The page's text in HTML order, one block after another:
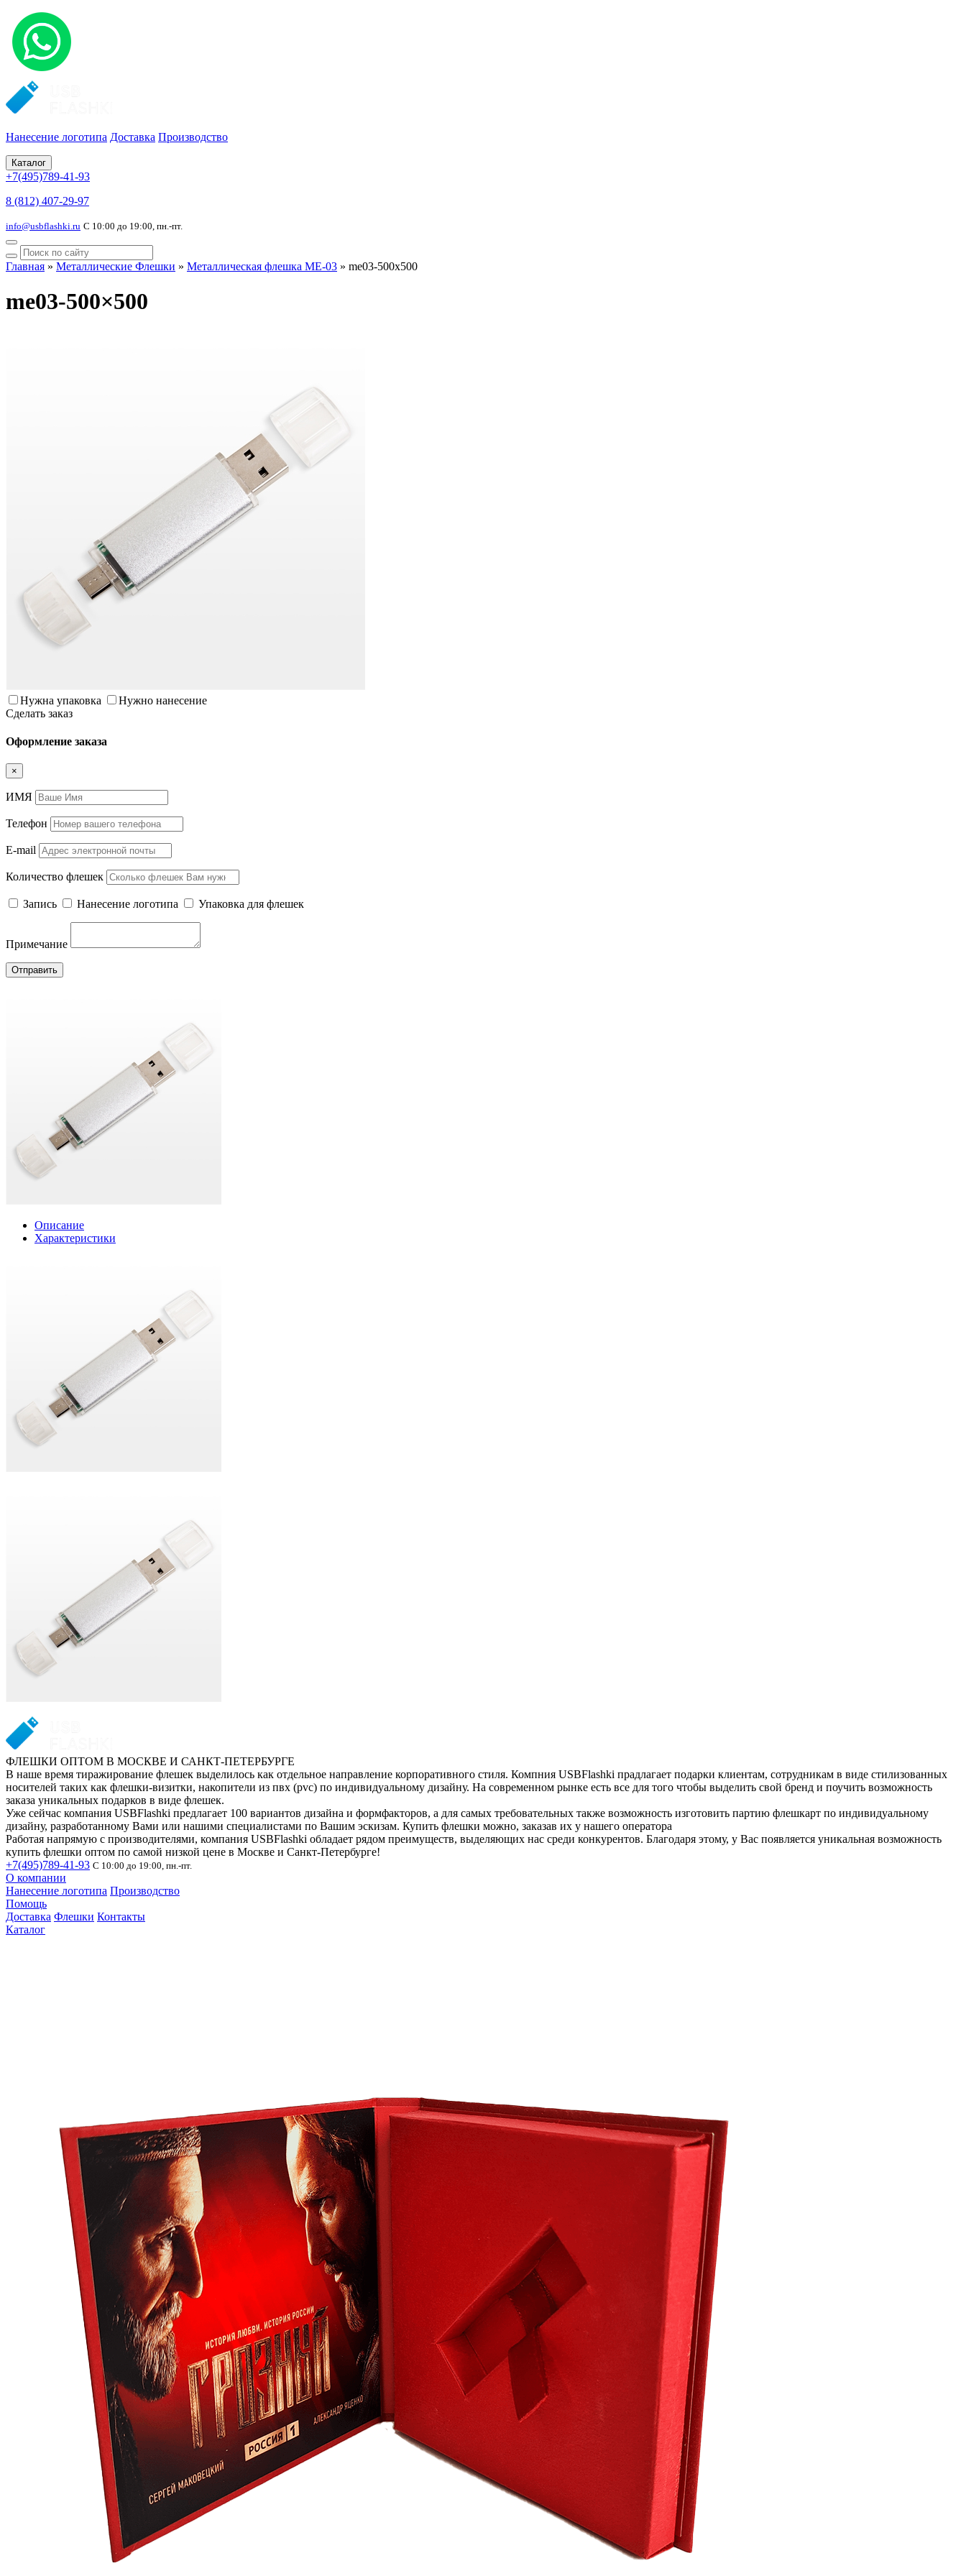
Нанесение логотипа Доставка Производство
Каталог
+7(495)789-41-93
8 (812) 407-29-97
info@usbflashki.ru С 10:00 до 19:00, пн.-пт.
Главная » Металлические Флешки » Металлическая флешка ME-03 » me03-500x500
me03-500×500
Нужна упаковка
Нужно нанесение
Сделать заказ
Оформление заказа
×
ИМЯ
Телефон
E-mail
Количество флешек
Запись Нанесение логотипа Упаковка для флешек
Примечание
Отправить
Описание
Характеристики
ФЛЕШКИ ОПТОМ В МОСКВЕ И САНКТ-ПЕТЕРБУРГЕ
В наше время тиражирование флешек выделилось как отдельное направление корпоративного стиля. Компния USBFlashki прадлагает подарки клиентам, сотрудникам в виде стилизованных
носителей таких как флешки-визитки, накопители из пвх (pvc) по индивидуальному дизайну. На современном рынке есть все для того чтобы выделить свой бренд и поучить возможность
заказа уникальных подарков в виде флешек.
Уже сейчас компания USBFlashki предлагает 100 вариантов дизайна и формфакторов, а для самых требовательных также возможность изготовить партию флешкарт по индивидуальному
дизайну, разработанному Вами или нашими специалистами по Вашим эскизам. Купить флешки можно, заказав их у нашего оператора
Работая напрямую с производителями, компания USBFlashki обладает рядом преимуществ, выделяющих нас среди конкурентов. Благодаря этому, у Вас появляется уникальная возможность
купить флешки оптом по самой низкой цене в Москве и Санкт-Петербурге!
+7(495)789-41-93 С 10:00 до 19:00, пн.-пт.
О компании
Нанесение логотипа Производство
Помощь
Доставка Флешки Контакты
Каталог